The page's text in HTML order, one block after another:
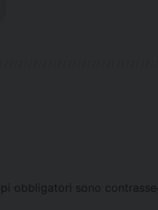
obbligatori sono